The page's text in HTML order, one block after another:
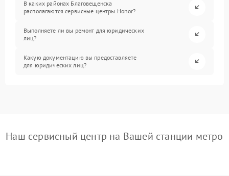
В каких районах Благовещенска
располагаются сервисные центры Honor?
Выполняете ли вы ремонт для юридических
лиц?
Какую документацию вы предоставляете
для юридических лиц?
Наш сервисный центр на Вашей станции метро